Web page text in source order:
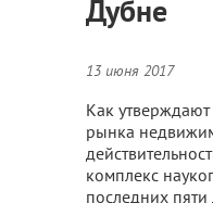
Дубне
13 июня 2017
Как
рынка
комплекс
последних пяти